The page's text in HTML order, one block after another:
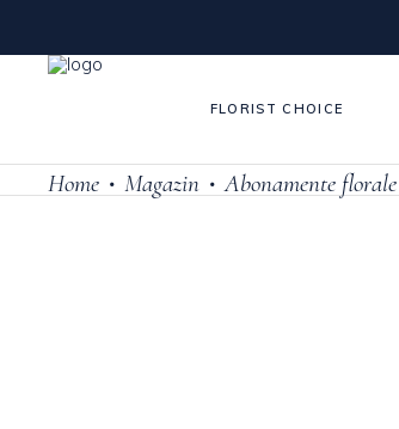
FLORIST CHOICE
Home • Magazin • Abonamente florale